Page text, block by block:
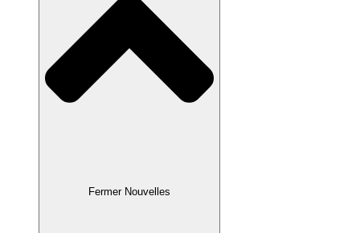
Fermer Nouvelles